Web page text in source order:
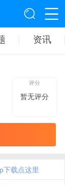
资讯
评分
暂无评分
下载点这里